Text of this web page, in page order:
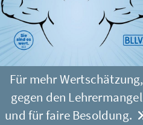
Für mehr Wertschätzung,
gegen den Lehrermangel
und für faire Besoldung.